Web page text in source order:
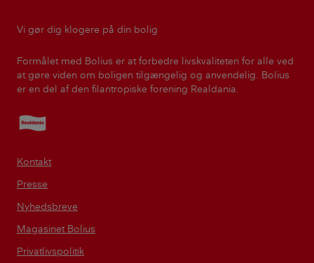
Vi gør dig klogere på din bolig
Formålet med Bolius er at forbedre livskvaliteten for alle ved
at gøre viden om boligen tilgængelig og anvendelig. Bolius
er en del af den filantropiske forening Realdania.
Realdania
Kontakt
Presse
Nyhedsbreve
Magasinet Bolius
Privatlivspolitik